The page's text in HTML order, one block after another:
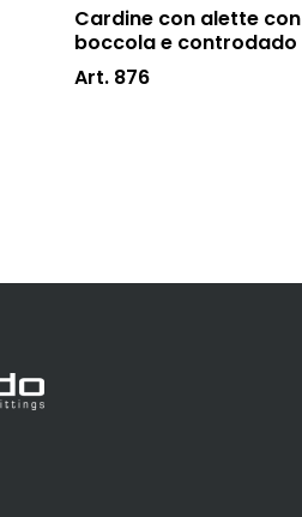
Cardine con alette con
boccola e controdado
Art. 876